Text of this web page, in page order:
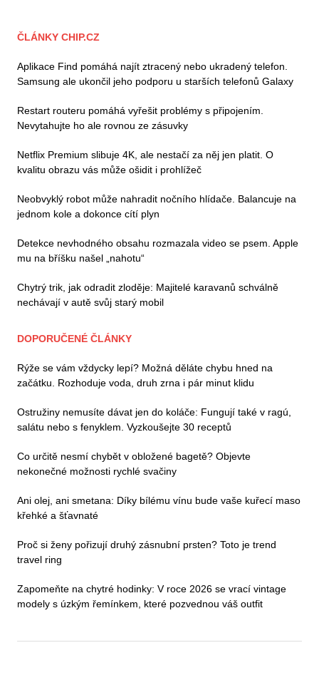
ČLÁNKY CHIP.CZ
Aplikace Find pomáhá najít ztracený nebo ukradený telefon.
Samsung ale ukončil jeho podporu u starších telefonů Galaxy
Restart routeru pomáhá vyřešit problémy s připojením.
Nevytahujte ho ale rovnou ze zásuvky
Netflix Premium slibuje 4K, ale nestačí za něj jen platit. O
kvalitu obrazu vás může ošidit i prohlížeč
Neobvyklý robot může nahradit nočního hlídače. Balancuje na
jednom kole a dokonce cítí plyn
Detekce nevhodného obsahu rozmazala video se psem. Apple
mu na bříšku našel „nahotu“
Chytrý trik, jak odradit zloděje: Majitelé karavanů schválně
nechávají v autě svůj starý mobil
DOPORUČENÉ ČLÁNKY
Rýže se vám vždycky lepí? Možná děláte chybu hned na
začátku. Rozhoduje voda, druh zrna i pár minut klidu
Ostružiny nemusíte dávat jen do koláče: Fungují také v ragú,
salátu nebo s fenyklem. Vyzkoušejte 30 receptů
Co určitě nesmí chybět v obložené bagetě? Objevte
nekonečné možnosti rychlé svačiny
Ani olej, ani smetana: Díky bílému vínu bude vaše kuřecí maso
křehké a šťavnaté
Proč si ženy pořizují druhý zásnubní prsten? Toto je trend
travel ring
Zapomeňte na chytré hodinky: V roce 2026 se vrací vintage
modely s úzkým řemínkem, které pozvednou váš outfit